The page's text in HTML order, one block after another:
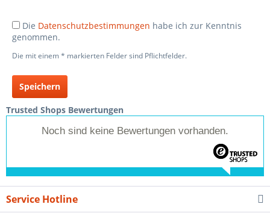
Die Datenschutzbestimmungen habe ich zur Kenntnis
genommen.
Die mit einem * markierten Felder sind Pflichtfelder.
Speichern
Trusted Shops Bewertungen
Noch sind keine Bewertungen vorhanden.
Service Hotline